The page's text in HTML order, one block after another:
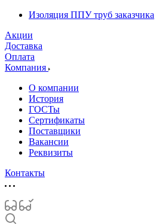
Изоляция ППУ труб заказчика
Акции
Доставка
Оплата
Компания
О компании
История
ГОСТы
Сертификаты
Поставщики
Вакансии
Реквизиты
Контакты